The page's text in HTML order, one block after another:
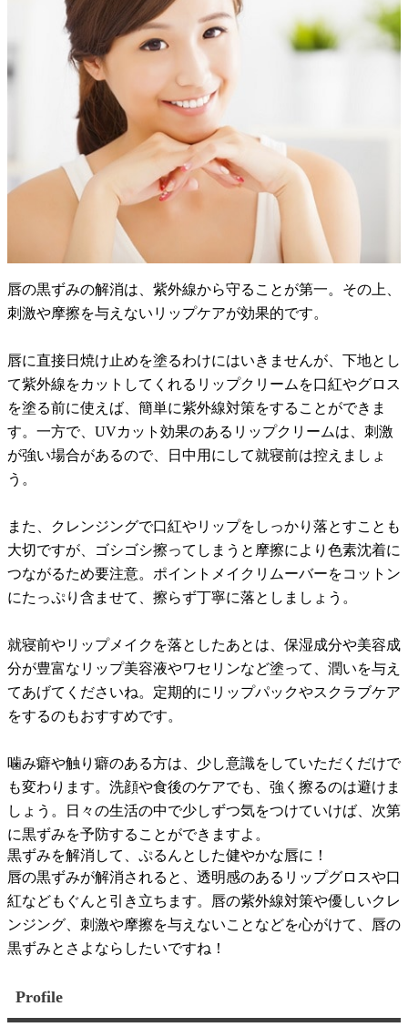
唇の黒ずみの解消は、紫外線から守ることが第一。その上、
刺激や摩擦を与えないリップケアが効果的です。
唇に直接日焼け止めを塗るわけにはいきませんが、下地とし
て紫外線をカットしてくれるリップクリームを口紅やグロス
を塗る前に使えば、簡単に紫外線対策をすることができま
す。一方で、UVカット効果のあるリップクリームは、刺激
が強い場合があるので、日中用にして就寝前は控えましょ
う。
また、クレンジングで口紅やリップをしっかり落とすことも
大切ですが、ゴシゴシ擦ってしまうと摩擦により色素沈着に
つながるため要注意。ポイントメイクリムーバーをコットン
にたっぷり含ませて、擦らず丁寧に落としましょう。
就寝前やリップメイクを落としたあとは、保湿成分や美容成
分が豊富なリップ美容液やワセリンなど塗って、潤いを与え
てあげてくださいね。定期的にリップパックやスクラブケア
をするのもおすすめです。
噛み癖や触り癖のある方は、少し意識をしていただくだけで
も変わります。洗顔や食後のケアでも、強く擦るのは避けま
しょう。日々の生活の中で少しずつ気をつけていけば、次第
に黒ずみを予防することができますよ。
黒ずみを解消して、ぷるんとした健やかな唇に！
唇の黒ずみが解消されると、透明感のあるリップグロスや口
紅などもぐんと引き立ちます。唇の紫外線対策や優しいクレ
ンジング、刺激や摩擦を与えないことなどを心がけて、唇の
黒ずみとさよならしたいですね！
Profile